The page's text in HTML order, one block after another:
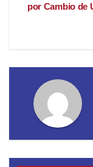
por Cambio de